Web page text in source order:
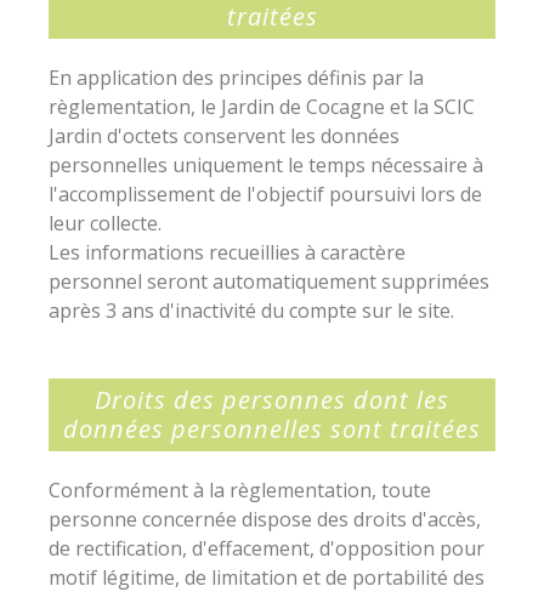
traitées
En application des principes définis par la
règlementation, le Jardin de Cocagne et la SCIC
Jardin d'octets conservent les données
personnelles uniquement le temps nécessaire à
l'accomplissement de l'objectif poursuivi lors de
leur collecte.
Les informations recueillies à caractère
personnel seront automatiquement supprimées
après 3 ans d'inactivité du compte sur le site.
Droits des personnes dont les
données personnelles sont traitées
Conformément à la règlementation, toute
personne concernée dispose des droits d'accès,
de rectification, d'effacement, d'opposition pour
motif légitime, de limitation et de portabilité des